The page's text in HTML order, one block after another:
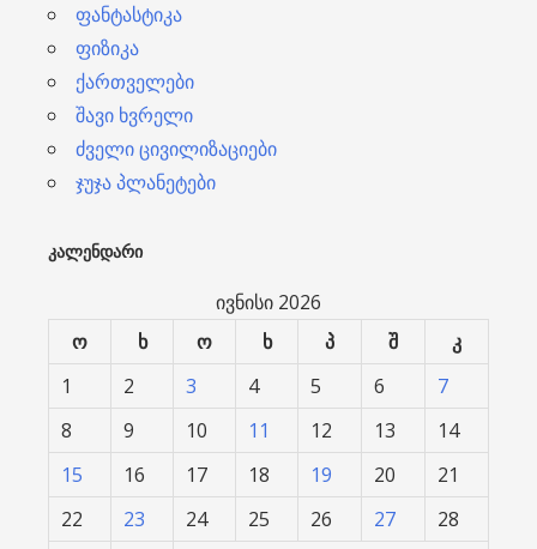
ფანტასტიკა
ფიზიკა
ქართველები
შავი ხვრელი
ძველი ცივილიზაციები
ჯუჯა პლანეტები
ᲙᲐᲚᲔᲜᲓᲐᲠᲘ
ივნისი 2026
ო
ხ ო ხ პ შ კ
1 2 3 4 5 6
7
8
9 10 11 12 13
14
15
16 17 18 19 20
21
22
23 24 25 26 27
28